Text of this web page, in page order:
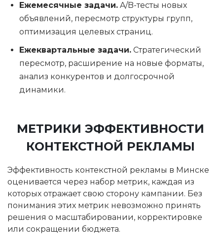
Ежемесячные задачи. A/B-тесты новых
объявлений, пересмотр структуры групп,
оптимизация целевых страниц.
Ежеквартальные задачи. Стратегический
пересмотр, расширение на новые форматы,
анализ конкурентов и долгосрочной
динамики.
МЕТРИКИ ЭФФЕКТИВНОСТИ
КОНТЕКСТНОЙ РЕКЛАМЫ
Эффективность контекстной рекламы в Минске
оценивается через набор метрик, каждая из
которых отражает свою сторону кампании. Без
понимания этих метрик невозможно принять
решения о масштабировании, корректировке
или сокращении бюджета.